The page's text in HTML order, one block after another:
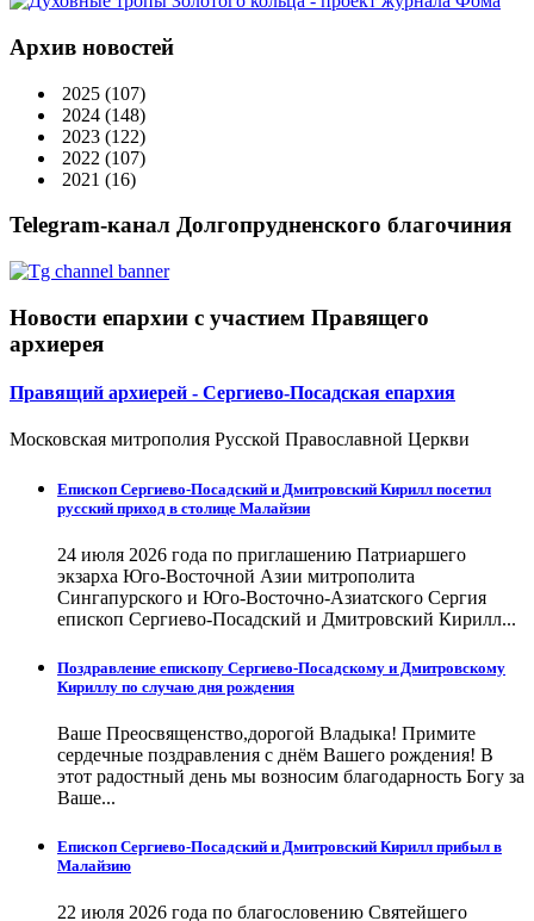
Архив новостей
2025 (107)
2024 (148)
2023 (122)
2022 (107)
2021 (16)
Telegram-канал Долгопрудненского благочиния
Новости епархии с участием Правящего
архиерея
Правящий архиерей - Сергиево-Посадская епархия
Московская митрополия Русской Православной Церкви
Епископ Сергиево-Посадский и Дмитровский Кирилл посетил
русский приход в столице Малайзии
24 июля 2026 года по приглашению Патриаршего
экзарха Юго-Восточной Азии митрополита
Сингапурского и Юго-Восточно-Азиатского Сергия
епископ Сергиево-Посадский и Дмитровский Кирилл...
Поздравление епископу Сергиево-Посадскому и Дмитровскому
Кириллу по случаю дня рождения
Ваше Преосвященство,дорогой Владыка! Примите
сердечные поздравления с днём Вашего рождения! В
этот радостный день мы возносим благодарность Богу за
Ваше...
Епископ Сергиево-Посадский и Дмитровский Кирилл прибыл в
Малайзию
22 июля 2026 года по благословению Святейшего